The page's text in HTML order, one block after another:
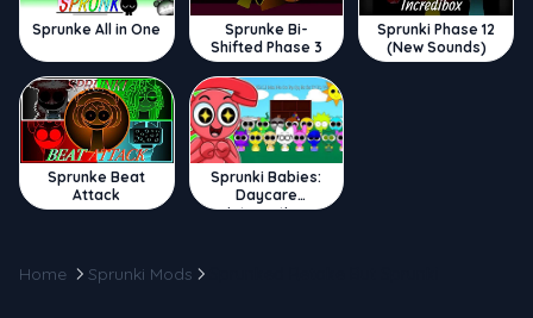
Sprunke All in One
Sprunke Bi-
Shifted Phase 3
Sprunki Phase 12
(New Sounds)
Sprunke Beat
Attack
Sprunki Babies:
Daycare
Interactive
Home Sprunki Mods